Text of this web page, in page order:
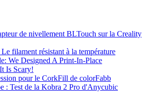
de nivellement BLTouch sur la Creality
filament résistant à la température
We Designed A Print-In-Place
Is Scary!
pour le CorkFill de colorFabb
: Test de la Kobra 2 Pro d'Anycubic